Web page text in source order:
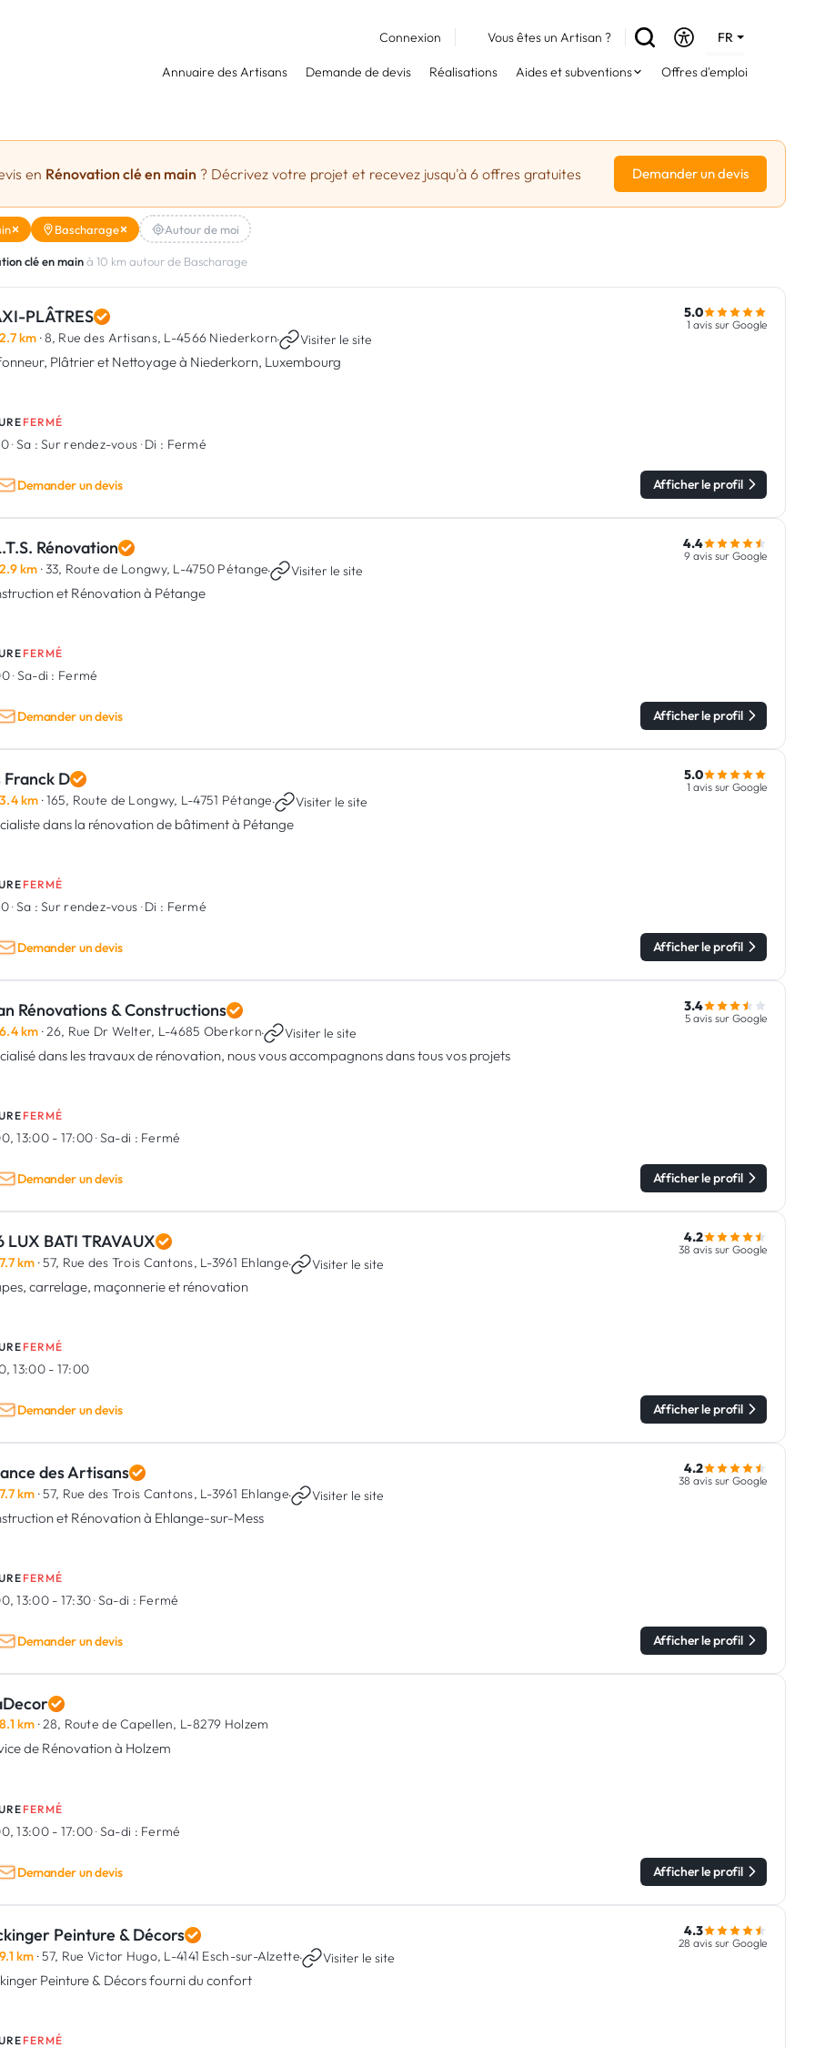
Connexion Vous êtes un Artisan ?
FR
Annuaire des Artisans Demande de devis Réalisations Aides et subventions Offres d'emploi
en Rénovation clé en main ? Décrivez votre projet et recevez jusqu'à 6 offres gratuites Demander un devis
Bascharage Autour de moi
clé en mainà 10 km autour de Bascharage
PLÂTRES
2.7 km · 8, Rue des Artisans, L-4566 Niederkorn· Visiter le site
Plâtrier et Nettoyage à Niederkorn, Luxembourg
5.0
1 avis sur Google
FERMÉ
·Sa : Sur rendez-vous ·Di : Fermé
Demander un devis Afficher le profil
Rénovation
2.9 km · 33, Route de Longwy, L-4750 Pétange· Visiter le site
et Rénovation à Pétange
4.4
9 avis sur Google
FERMÉ
·Sa-di : Fermé
Demander un devis Afficher le profil
Franck D
3.4 km · 165, Route de Longwy, L-4751 Pétange· Visiter le site
dans la rénovation de bâtiment à Pétange
5.0
1 avis sur Google
FERMÉ
·Sa : Sur rendez-vous ·Di : Fermé
Demander un devis Afficher le profil
Rénovations & Constructions
6.4 km · 26, Rue Dr Welter, L-4685 Oberkorn· Visiter le site
dans les travaux de rénovation, nous vous accompagnons dans tous vos projets
3.4
5 avis sur Google
FERMÉ
13:00 - 17:00·Sa-di : Fermé
Demander un devis Afficher le profil
LUX BATI TRAVAUX
7.7 km · 57, Rue des Trois Cantons, L-3961 Ehlange· Visiter le site
carrelage, maçonnerie et rénovation
4.2
38 avis sur Google
FERMÉ
13:00 - 17:00
Demander un devis Afficher le profil
des Artisans
7.7 km · 57, Rue des Trois Cantons, L-3961 Ehlange· Visiter le site
et Rénovation à Ehlange-sur-Mess
4.2
38 avis sur Google
FERMÉ
13:00 - 17:30·Sa-di : Fermé
Demander un devis Afficher le profil
8.1 km · 28, Route de Capellen, L-8279 Holzem
de Rénovation à Holzem
FERMÉ
13:00 - 17:00·Sa-di : Fermé
Demander un devis Afficher le profil
Peinture & Décors
9.1 km · 57, Rue Victor Hugo, L-4141 Esch-sur-Alzette· Visiter le site
Peinture & Décors fourni du confort
4.3
28 avis sur Google
FERMÉ